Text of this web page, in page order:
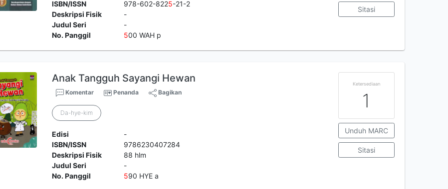
ISBN/ISSN
978-602-8225-21-2
Deskripsi Fisik
-
Judul Seri
-
No. Panggil
500 WAH p
Sitasi
Anak Tangguh Sayangi Hewan
Komentar Penanda Bagikan
Da-hye-kim
Edisi
-
ISBN/ISSN
9786230407284
Deskripsi Fisik
88 hlm
Judul Seri
-
No. Panggil
590 HYE a
Ketersediaan
1
Unduh MARC
Sitasi